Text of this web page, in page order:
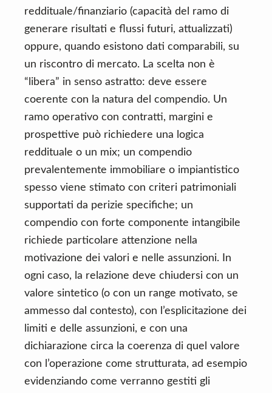
reddituale/finanziario (capacità del ramo di
generare risultati e flussi futuri, attualizzati)
oppure, quando esistono dati comparabili, su
un riscontro di mercato. La scelta non è
“libera” in senso astratto: deve essere
coerente con la natura del compendio. Un
ramo operativo con contratti, margini e
prospettive può richiedere una logica
reddituale o un mix; un compendio
prevalentemente immobiliare o impiantistico
spesso viene stimato con criteri patrimoniali
supportati da perizie specifiche; un
compendio con forte componente intangibile
richiede particolare attenzione nella
motivazione dei valori e nelle assunzioni. In
ogni caso, la relazione deve chiudersi con un
valore sintetico (o con un range motivato, se
ammesso dal contesto), con l’esplicitazione dei
limiti e delle assunzioni, e con una
dichiarazione circa la coerenza di quel valore
con l’operazione come strutturata, ad esempio
evidenziando come verranno gestiti gli